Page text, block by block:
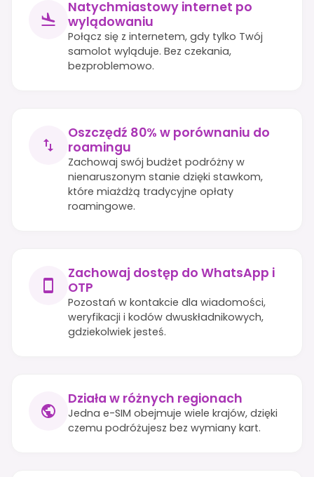
Natychmiastowy internet po
wylądowaniu
Połącz się z internetem, gdy tylko Twój
samolot wyląduje. Bez czekania,
bezproblemowo.
Oszczędź 80% w porównaniu do
roamingu
Zachowaj swój budżet podróżny w
nienaruszonym stanie dzięki stawkom,
które miażdżą tradycyjne opłaty
roamingowe.
Zachowaj dostęp do WhatsApp i
OTP
Pozostań w kontakcie dla wiadomości,
weryfikacji i kodów dwuskładnikowych,
gdziekolwiek jesteś.
Działa w różnych regionach
Jedna e-SIM obejmuje wiele krajów, dzięki
czemu podróżujesz bez wymiany kart.